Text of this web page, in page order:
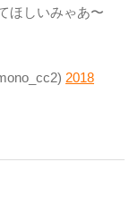
ほしいみゃあ〜
2018